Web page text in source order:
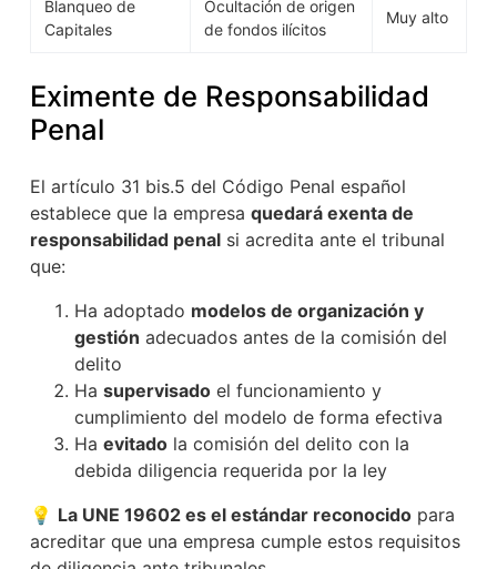
Blanqueo de
Capitales
Ocultación de origen
de fondos ilícitos
Muy alto
Eximente de Responsabilidad
Penal
El artículo 31 bis.5 del Código Penal español
establece que la empresa quedará exenta de
responsabilidad penalsi acredita ante el tribunal
que:
Ha adoptado modelos de organización y
gestión adecuados antes de la comisión del
delito
Ha supervisadoel funcionamiento y
cumplimiento del modelo de forma efectiva
Ha evitadola comisión del delito con la
debida diligencia requerida por la ley
💡 La UNE 19602 es el estándar reconocidopara
acreditar que una empresa cumple estos requisitos